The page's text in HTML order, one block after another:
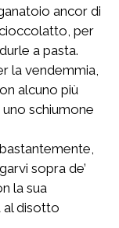
ancor di
per
a pasta.
la vendemmia,
alcuno più
schiumone
sopra de’
la sua
al disotto